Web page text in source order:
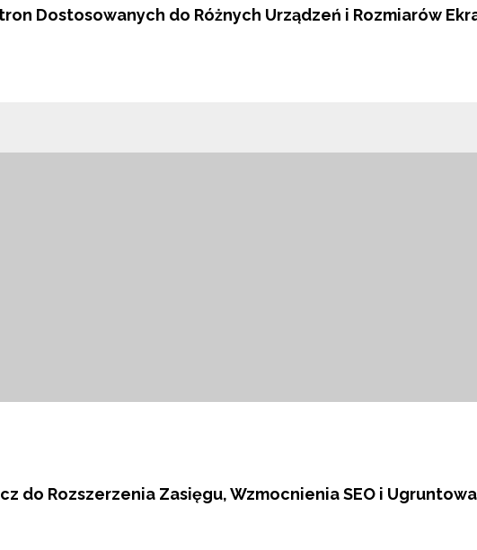
Dostosowanych do Różnych Urządzeń i Rozmiarów
do Rozszerzenia Zasięgu, Wzmocnienia SEO i